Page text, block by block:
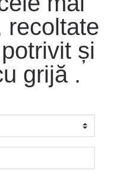
recoltate
și
grijă .